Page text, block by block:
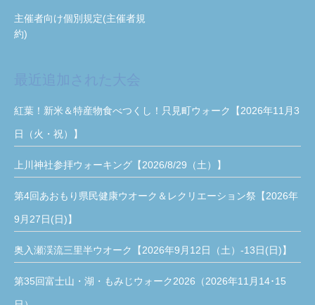
主催者向け個別規定(主催者規
約)
紅葉！新米＆特産物食べつくし！只見町ウォーク【2026年11月3
日（火・祝）】
上川神社参拝ウォーキング【2026/8/29（土）】
第4回あおもり県民健康ウオーク＆レクリエーション祭【2026年
9月27日(日)】
奥入瀬渓流三里半ウオーク【2026年9月12日（土）-13日(日)】
第35回富士山・湖・もみじウォーク2026（2026年11月14･15